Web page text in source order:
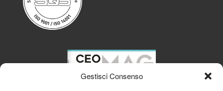
Gestisci Consenso